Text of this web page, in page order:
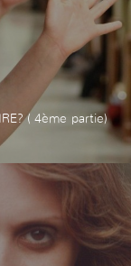
( 4ème partie)